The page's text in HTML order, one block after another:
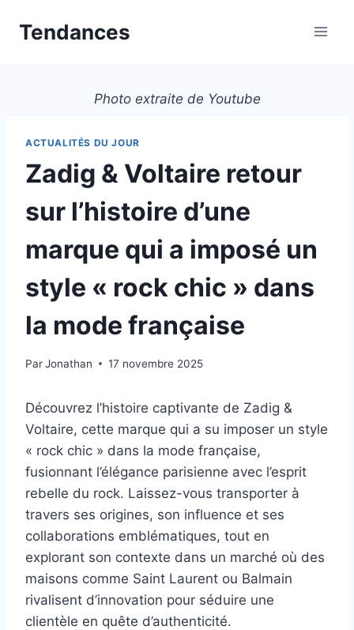
Tendances
Photo extraite de Youtube
ACTUALITÉS DU JOUR
Zadig & Voltaire retour
sur l’histoire d’une
marque qui a imposé un
style « rock chic » dans
la mode française
ParJonathan 17 novembre 2025
Découvrez l’histoire captivante de Zadig &
Voltaire, cette marque qui a su imposer un style
« rock chic » dans la mode française,
fusionnant l’élégance parisienne avec l’esprit
rebelle du rock. Laissez-vous transporter à
travers ses origines, son influence et ses
collaborations emblématiques, tout en
explorant son contexte dans un marché où des
maisons comme Saint Laurent ou Balmain
rivalisent d’innovation pour séduire une
clientèle en quête d’authenticité.